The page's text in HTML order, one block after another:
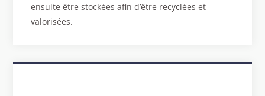
ensuite être stockées afin d’être recyclées et
valorisées.